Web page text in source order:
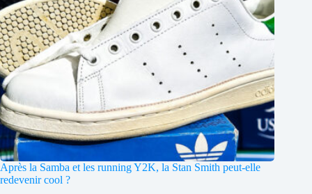
Après la Samba et les running Y2K, la Stan Smith peut-elle
redevenir cool ?